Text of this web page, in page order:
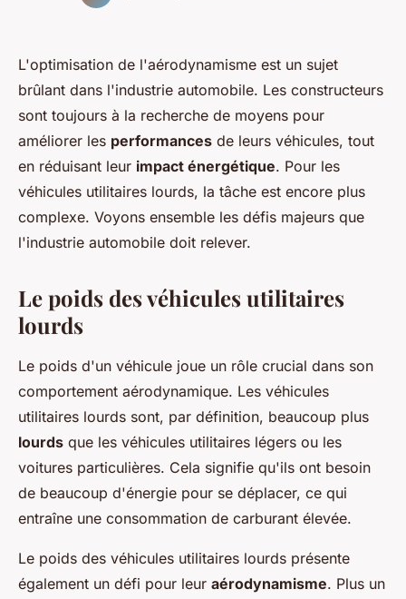
L'optimisation de l'aérodynamisme est un sujet
brûlant dans l'industrie automobile. Les constructeurs
sont toujours à la recherche de moyens pour
améliorer les performances de leurs véhicules, tout
en réduisant leur impact énergétique. Pour les
véhicules utilitaires lourds, la tâche est encore plus
complexe. Voyons ensemble les défis majeurs que
l'industrie automobile doit relever.
Le poids des véhicules utilitaires
lourds
Le poids d'un véhicule joue un rôle crucial dans son
comportement aérodynamique. Les véhicules
utilitaires lourds sont, par définition, beaucoup plus
lourds que les véhicules utilitaires légers ou les
voitures particulières. Cela signifie qu'ils ont besoin
de beaucoup d'énergie pour se déplacer, ce qui
entraîne une consommation de carburant élevée.
Le poids des véhicules utilitaires lourds présente
également un défi pour leur aérodynamisme. Plus un